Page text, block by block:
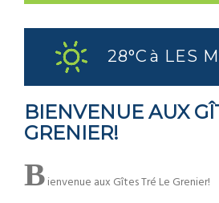
28°C à LES
BIENVENUE AUX
GRENIER!
Bienvenue aux Gîtes Tré Le Grenier!